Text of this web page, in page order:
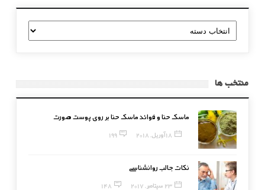
دسته
بندی
منتخب ها
ماسک حنا و فوائد ماسک حنا بر روی پوست صورت
18 آوریل, 2018 199
نکات جالب روانشناسی
23 سپتامبر, 2017 148